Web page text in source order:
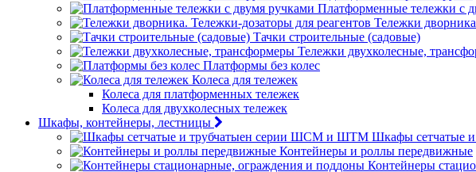
Платформенные тележки с
Тележки
Тачки строительные (садовые)
Тележки двухколесные,
Платформы без колес
Колеса для тележек
Колеса для платформенных тележек
Колеса для двухколесных тележек
Шкафы, контейнеры, лестницы
Шкафы сетчатые
Контейнеры и роллы передвижные
Контейнеры